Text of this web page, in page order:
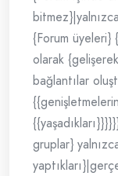
{Forum üyeleri}
olarak
bağlantılar
gruplar}